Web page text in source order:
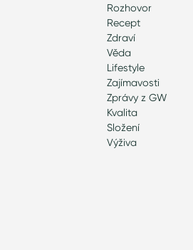
Rozhovor
Recept
Zdraví
Věda
Lifestyle
Zajímavosti
Zprávy z GW
Kvalita
Složení
Výživa